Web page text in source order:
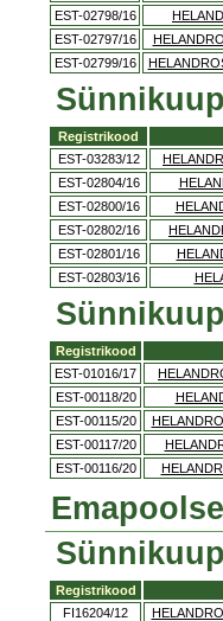
EST-02798/16
EST-02797/16
EST-02799/16
Registrikood
EST-03283/12
EST-02804/16
EST-02800/16
EST-02802/16
EST-02801/16
EST-02803/16
Registrikood
EST-01016/17
EST-00118/20
EST-00115/20
EST-00117/20
EST-00116/20
Registrikood
FI16204/12